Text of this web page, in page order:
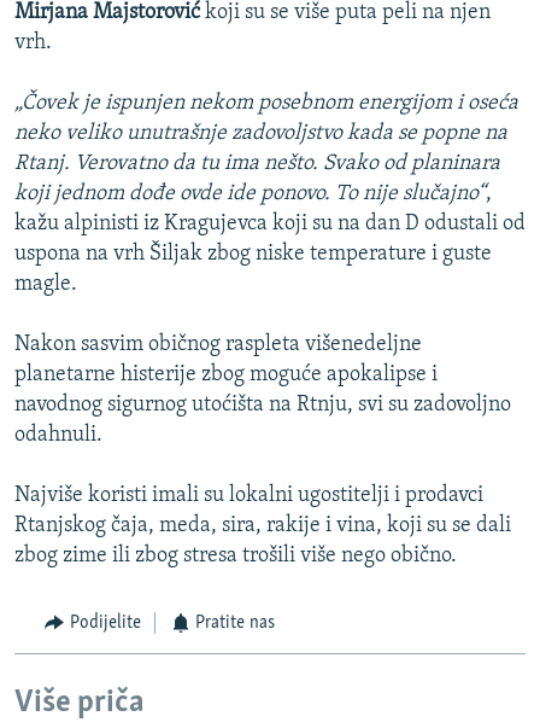
Mirjana Majstorovićkoji su se više puta peli na njen
vrh.
„Čovek je ispunjen nekom posebnom energijom i oseća
neko veliko unutrašnje zadovoljstvo kada se popne na
Rtanj. Verovatno da tu ima nešto. Svako od planinara
koji jednom dođe ovde ide ponovo. To nije slučajno“,
kažu alpinisti iz Kragujevca koji su na dan D odustali od
uspona na vrh Šiljak zbog niske temperature i guste
magle.
Nakon sasvim običnog raspleta višenedeljne
planetarne histerije zbog moguće apokalipse i
navodnog sigurnog utoćišta na Rtnju, svi su zadovoljno
odahnuli.
Najviše koristi imali su lokalni ugostitelji i prodavci
Rtanjskog čaja, meda, sira, rakije i vina, koji su se dali
zbog zime ili zbog stresa trošili više nego obično.
Podijelite Pratite nas
Više priča